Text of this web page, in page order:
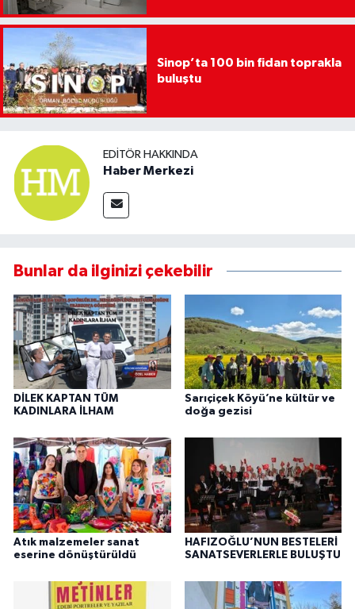
Sinop’ta 100 bin fidan toprakla
buluştu
EDITÖR HAKKINDA
Haber Merkezi
Bunlar da ilginizi çekebilir
DİLEK KAPTAN TÜM
KADINLARA İLHAM
Sarıçiçek Köyü’ne kültür ve
doğa gezisi
Atık malzemeler sanat
eserine dönüştürüldü
HAFIZOĞLU’NUN BESTELERİ
SANATSEVERLERLE BULUŞTU